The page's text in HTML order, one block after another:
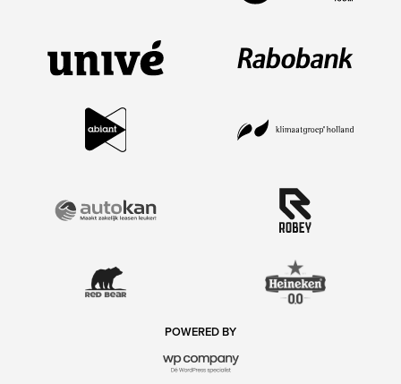
POWERED BY